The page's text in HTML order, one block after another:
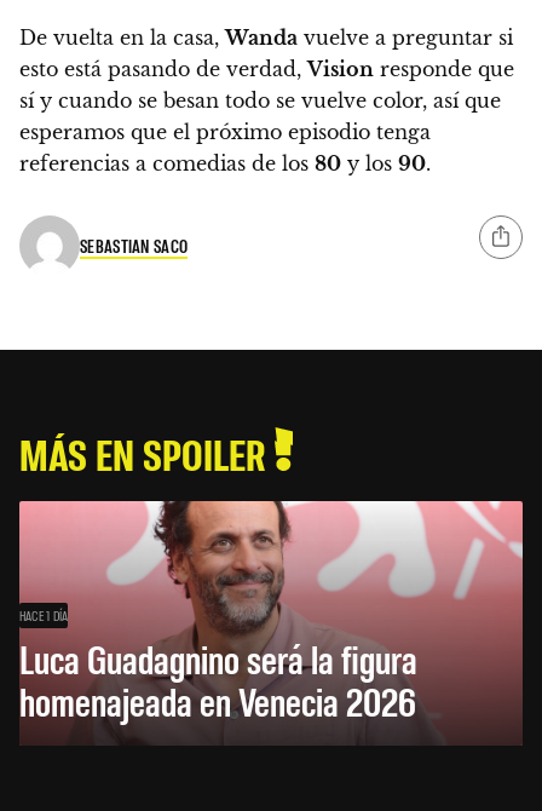
De vuelta en la casa,Wanda vuelve a preguntar si
esto está pasando de verdad,Vision responde que
sí y cuando se besan todo se vuelve color, así que
esperamos que el próximo episodio tenga
referencias a comedias de los 80 y los 90.
SEBASTIAN SACO
MÁS EN SPOILER
HACE 1 DÍA
Luca Guadagnino será la figura
homenajeada en Venecia 2026